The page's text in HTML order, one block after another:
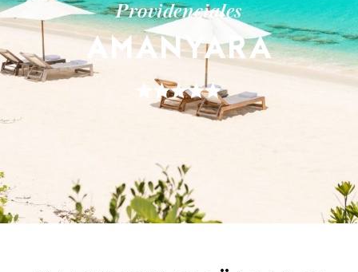
Providenciales
AMANYARA